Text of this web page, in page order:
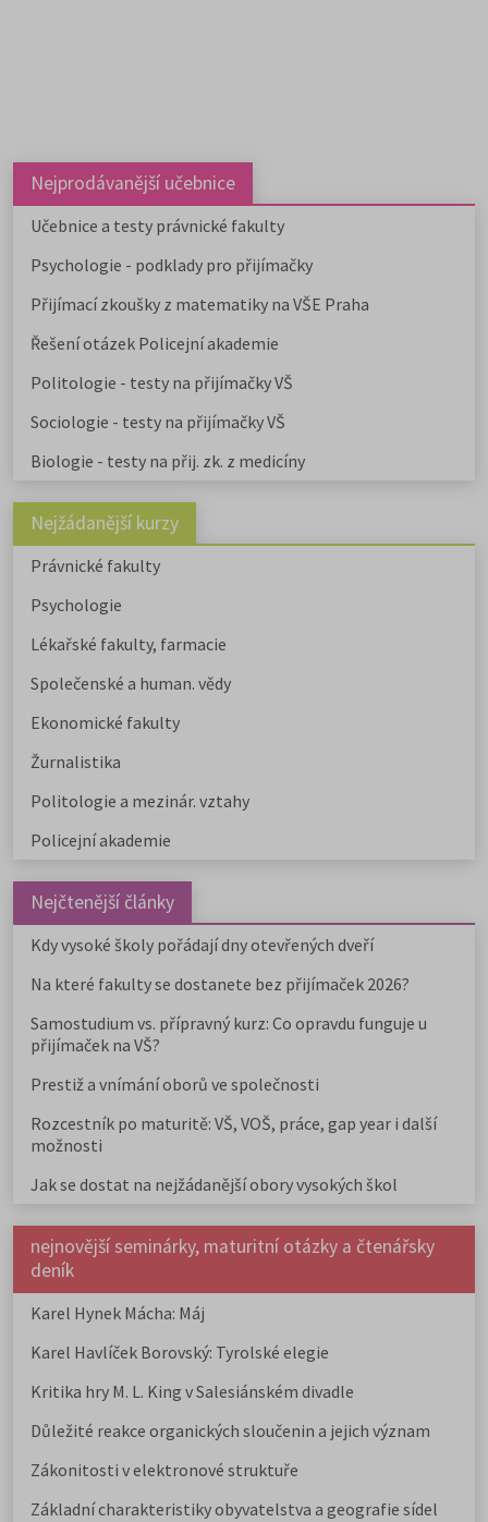
Nejprodávanější učebnice
Učebnice a testy právnické fakulty
Psychologie - podklady pro přijímačky
Přijímací zkoušky z matematiky na VŠE Praha
Řešení otázek Policejní akademie
Politologie - testy na přijímačky VŠ
Sociologie - testy na přijímačky VŠ
Biologie - testy na přij. zk. z medicíny
Nejžádanější kurzy
Právnické fakulty
Psychologie
Lékařské fakulty, farmacie
Společenské a human. vědy
Ekonomické fakulty
Žurnalistika
Politologie a mezinár. vztahy
Policejní akademie
Nejčtenější články
Kdy vysoké školy pořádají dny otevřených dveří
Na které fakulty se dostanete bez přijímaček 2026?
Samostudium vs. přípravný kurz: Co opravdu funguje u
přijímaček na VŠ?
Prestiž a vnímání oborů ve společnosti
Rozcestník po maturitě: VŠ, VOŠ, práce, gap year i další
možnosti
Jak se dostat na nejžádanější obory vysokých škol
nejnovější seminárky, maturitní otázky a čtenářsky
deník
Karel Hynek Mácha: Máj
Karel Havlíček Borovský: Tyrolské elegie
Kritika hry M. L. King v Salesiánském divadle
Důležité reakce organických sloučenin a jejich význam
Zákonitosti v elektronové struktuře
Základní charakteristiky obyvatelstva a geografie sídel